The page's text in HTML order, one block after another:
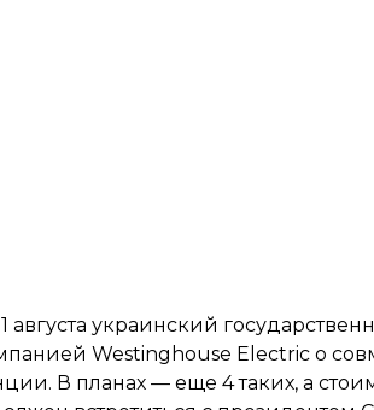
украинский
Westinghouse Electric о
В планах — еще 4 таких, а